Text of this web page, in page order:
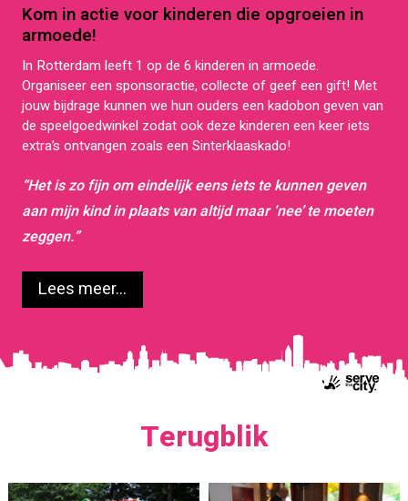
Kom in actie voor kinderen die opgroeien in
armoede!
In Rotterdam leeft 1 op de 6 kinderen in armoede.
Organiseer een sponsoractie, collecte of geef een gift! Met
jouw bijdrage kunnen we hun ouders een kadobon geven van
de speelgoedwinkel zodat ook deze kinderen een keer iets
extra’s ontvangen zoals een Sinterklaaskado!
“Het is zo fijn om eindelijk eens iets te kunnen geven
aan mijn kind in plaats van altijd maar ‘nee’ te moeten
zeggen.”
Lees meer...
Terugblik